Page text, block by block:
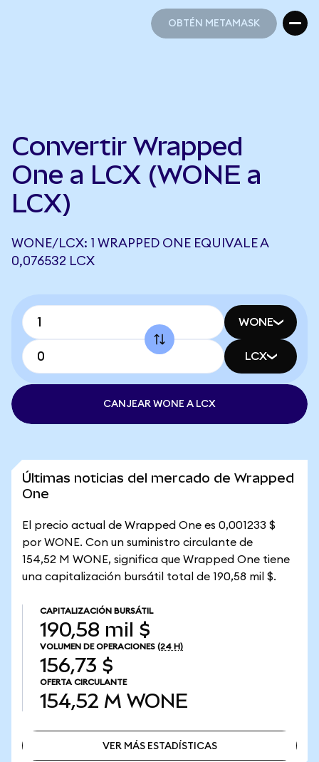
OBTÉN METAMASK
Convertir Wrapped
One a LCX (WONE a
LCX)
WONE/LCX: 1 WRAPPED ONE EQUIVALE A
0,076532 LCX
WONE
LCX
CANJEAR WONE A LCX
Últimas noticias del mercado de Wrapped
One
El precio actual de Wrapped One es 0,001233 $
por WONE. Con un suministro circulante de
154,52 M WONE, significa que Wrapped One tiene
una capitalización bursátil total de 190,58 mil $.
CAPITALIZACIÓN BURSÁTIL
190,58 mil $
VOLUMEN DE OPERACIONES (24 H)
156,73 $
OFERTA CIRCULANTE
154,52 M WONE
VER MÁS ESTADÍSTICAS